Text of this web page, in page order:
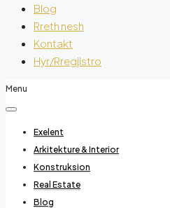
Blog
Rreth nesh
Kontakt
Hyr/Rregjistro
Menu
Exelent
Arkitekture & Interior
Konstruksion
Real Estate
Blog